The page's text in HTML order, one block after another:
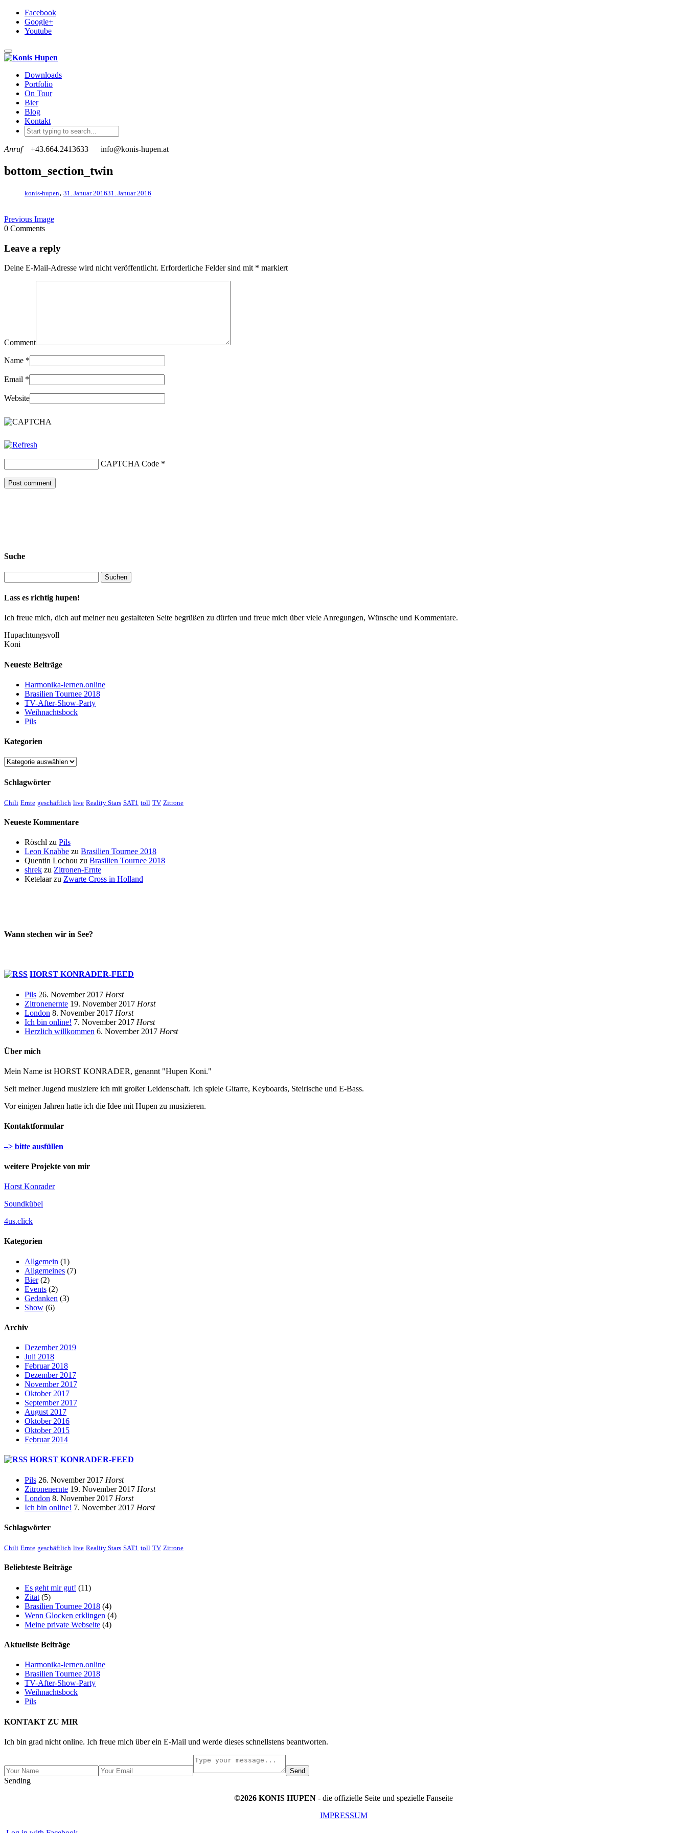
Facebook
Google+
Youtube
Toggle navigation
Downloads
Portfolio
On Tour
Bier
Blog
Kontakt
Anruf +43.664.2413633 info@konis-hupen.at
bottom_section_twin
konis-hupen, 31. Januar 201631. Januar 2016
Previous Image
0 Comments
Leave a reply
Deine E-Mail-Adresse wird nicht veröffentlicht. Erforderliche Felder sind mit * markiert
Comment
Name *
Email *
Website
CAPTCHA Code *
Suche
Lass es richtig hupen!
Ich freue mich, dich auf meiner neu gestalteten Seite begrüßen zu dürfen und freue mich über viele Anregungen, Wünsche und Kommentare.
Hupachtungsvoll
Koni
Neueste Beiträge
Harmonika-lernen.online
Brasilien Tournee 2018
TV-After-Show-Party
Weihnachtsbock
Pils
Kategorien
Kategorien
Schlagwörter
Chili Ernte geschäftlich live Reality Stars SAT1 toll TV Zitrone
Neueste Kommentare
Röschl zu Pils
Leon Knabbe zu Brasilien Tournee 2018
Quentin Lochou zu Brasilien Tournee 2018
shrek zu Zitronen-Ernte
Ketelaarzu Zwarte Cross in Holland
Wann stechen wir in See?
HORST KONRADER-FEED
Pils 26. November 2017 Horst
Zitronenernte 19. November 2017 Horst
London 8. November 2017 Horst
Ich bin online! 7. November 2017 Horst
Herzlich willkommen 6. November 2017 Horst
Über mich
Mein Name ist HORST KONRADER, genannt "Hupen Koni."
Seit meiner Jugend musiziere ich mit großer Leidenschaft. Ich spiele Gitarre, Keyboards, Steirische und E-Bass.
Vor einigen Jahren hatte ich die Idee mit Hupen zu musizieren.
Kontaktformular
–> bitte ausfüllen
weitere Projekte von mir
Horst Konrader
Soundkübel
4us.click
Kategorien
Allgemein (1)
Allgemeines (7)
Bier(2)
Events (2)
Gedanken (3)
Show (6)
Archiv
Dezember 2019
Juli 2018
Februar 2018
Dezember 2017
November 2017
Oktober 2017
September 2017
August 2017
Oktober 2016
Oktober 2015
Februar 2014
HORST KONRADER-FEED
Pils 26. November 2017 Horst
Zitronenernte 19. November 2017 Horst
London 8. November 2017 Horst
Ich bin online! 7. November 2017 Horst
Schlagwörter
Chili Ernte geschäftlich live Reality Stars SAT1 toll TV Zitrone
Beliebteste Beiträge
Es geht mir gut! (11)
Zitat (5)
Brasilien Tournee 2018 (4)
Wenn Glocken erklingen (4)
Meine private Webseite (4)
Aktuellste Beiträge
Harmonika-lernen.online
Brasilien Tournee 2018
TV-After-Show-Party
Weihnachtsbock
Pils
KONTAKT ZU MIR
Ich bin grad nicht online. Ich freue mich über ein E-Mail und werde dieses schnellstens beantworten.
Send
Sending
©2026 KONIS HUPEN - die offizielle Seite und spezielle Fanseite
IMPRESSUM